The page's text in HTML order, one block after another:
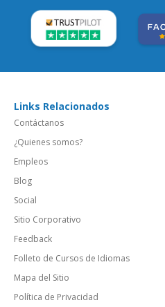
Links Relacionados
Contáctanos
¿Quienes somos?
Empleos
Blog
Social
Sitio Corporativo
Feedback
Folleto de Cursos de Idiomas
Mapa del Sitio
Política de Privacidad